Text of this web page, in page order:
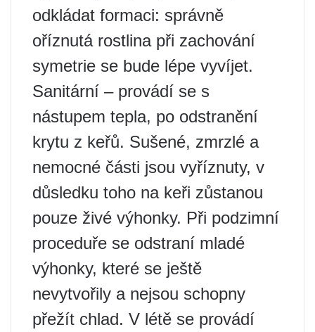
odkládat formaci: správně
oříznutá rostlina při zachování
symetrie se bude lépe vyvíjet.
Sanitární – provádí se s
nástupem tepla, po odstranění
krytu z keřů. Sušené, zmrzlé a
nemocné části jsou vyříznuty, v
důsledku toho na keři zůstanou
pouze živé výhonky. Při podzimní
proceduře se odstraní mladé
výhonky, které se ještě
nevytvořily a nejsou schopny
přežít chlad. V létě se provádí